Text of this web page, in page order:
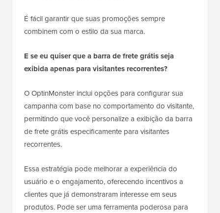
É fácil garantir que suas promoções sempre
combinem com o estilo da sua marca.
E se eu quiser que a barra de frete grátis seja
exibida apenas para visitantes recorrentes?
O OptinMonster inclui opções para configurar sua
campanha com base no comportamento do visitante,
permitindo que você personalize a exibição da barra
de frete grátis especificamente para visitantes
recorrentes.
Essa estratégia pode melhorar a experiência do
usuário e o engajamento, oferecendo incentivos a
clientes que já demonstraram interesse em seus
produtos. Pode ser uma ferramenta poderosa para